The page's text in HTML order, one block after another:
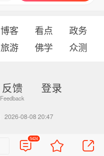
博客 看点
政务
旅游 佛学 众测
反馈 登录
2026-08-08 20:47
5424